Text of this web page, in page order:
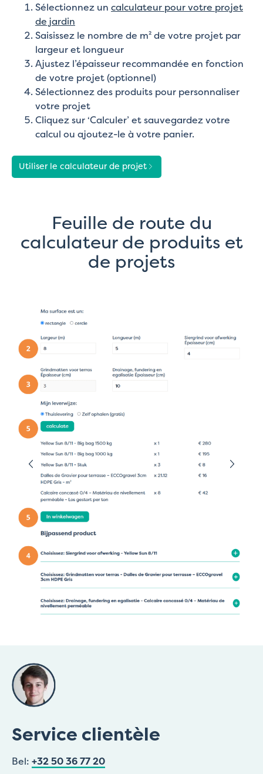
Sélectionnez un calculateur pour votre projet
de jardin
Saisissez le nombre de m² de votre projet par
largeur et longueur
Ajustez l’épaisseur recommandée en fonction
de votre projet (optionnel)
Sélectionnez des produits pour personnaliser
votre projet
Cliquez sur ‘Calculer’ et sauvegardez votre
calcul ou ajoutez-le à votre panier.
Utiliser le calculateur de projet
Feuille de route du
calculateur de produits et
de projets
Service clientèle
Bel: +32 50 36 77 20